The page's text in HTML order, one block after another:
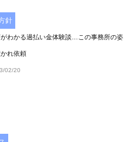
針
わかる過払い金体験談…この事務所の姿
れ依頼
02/20